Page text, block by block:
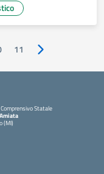
11 Pagina
Statale
(MI)